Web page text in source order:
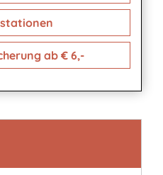
ab € 6,-